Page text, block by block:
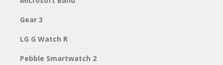
Gear 3
LG G Watch R
Pebble Smartwatch 2